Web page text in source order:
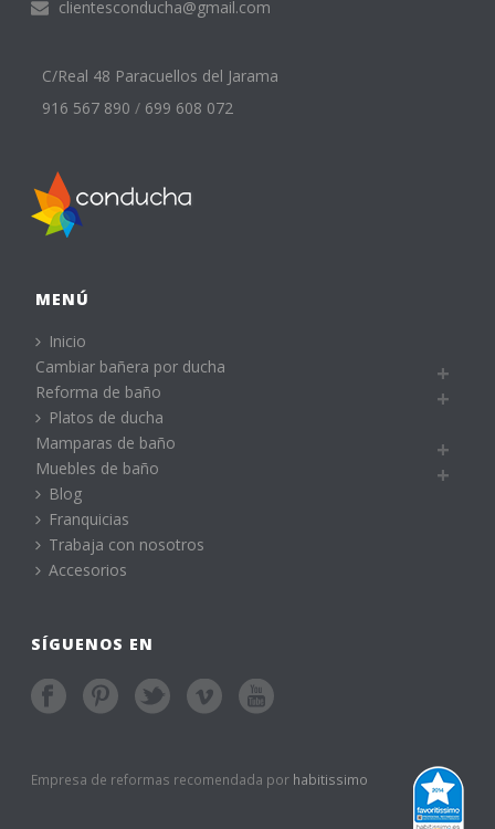
clientesconducha@gmail.com
C/Real 48 Paracuellos del Jarama
916 567 890 / 699 608 072
MENÚ
Inicio
Cambiar bañera por ducha
Reforma de baño
Platos de ducha
Mamparas de baño
Muebles de baño
Blog
Franquicias
Trabaja con nosotros
Accesorios
SÍGUENOS EN
Empresa de reformas recomendada por habitissimo